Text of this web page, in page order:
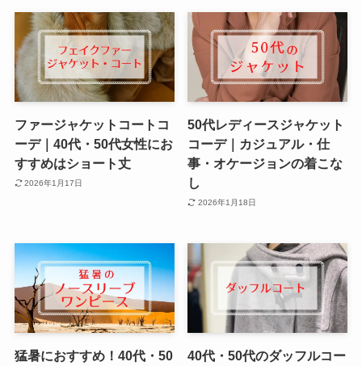
ファージャケットコートコ
ーデ｜40代・50代女性にお
すすめはショート丈
2026年1月17日
50代レディースジャケット
コーデ｜カジュアル・仕
事・オケージョンの着こな
し
2026年1月18日
猛暑におすすめ！40代・50
40代・50代のダッフルコー